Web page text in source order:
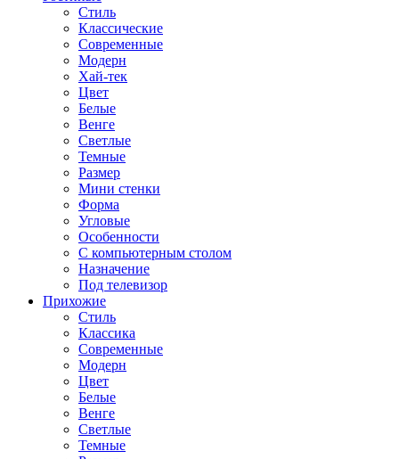
Стиль
Классические
Современные
Модерн
Хай-тек
Цвет
Белые
Венге
Светлые
Темные
Размер
Мини стенки
Форма
Угловые
Особенности
С компьютерным столом
Назначение
Под телевизор
Прихожие
Стиль
Классика
Современные
Модерн
Цвет
Белые
Венге
Светлые
Темные